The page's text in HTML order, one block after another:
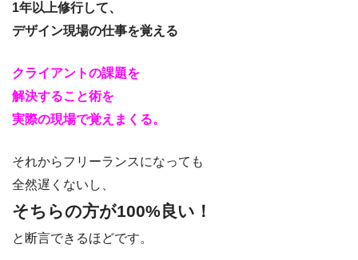
1年以上修行して、
デザイン現場の仕事を覚える
クライアントの課題を
解決すること術を
実際の現場で覚えまくる。
それからフリーランスになっても
全然遅くないし、
そちらの方が100%良い！
と断言できるほどです。